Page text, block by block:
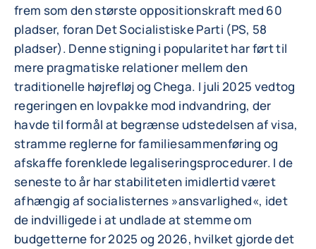
frem som den største oppositionskraft med 60
pladser, foran Det Socialistiske Parti (PS, 58
pladser). Denne stigning i popularitet har ført til
mere pragmatiske relationer mellem den
traditionelle højrefløj og Chega. I juli 2025 vedtog
regeringen en lovpakke mod indvandring, der
havde til formål at begrænse udstedelsen af visa,
stramme reglerne for familiesammenføring og
afskaffe forenklede legaliseringsprocedurer. I de
seneste to år har stabiliteten imidlertid været
afhængig af socialisternes »ansvarlighed«, idet
de indvilligede i at undlade at stemme om
budgetterne for 2025 og 2026, hvilket gjorde det